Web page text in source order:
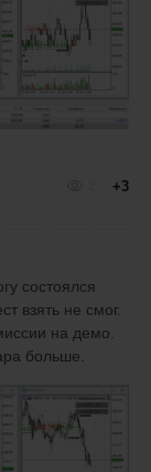
+3
состоялся
взять не смог.
на демо.
больше.